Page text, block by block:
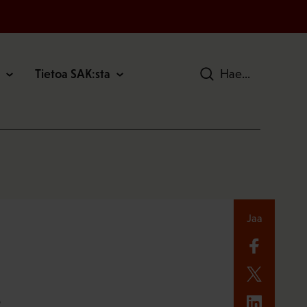
Tietoa SAK:sta Hae
Jaa